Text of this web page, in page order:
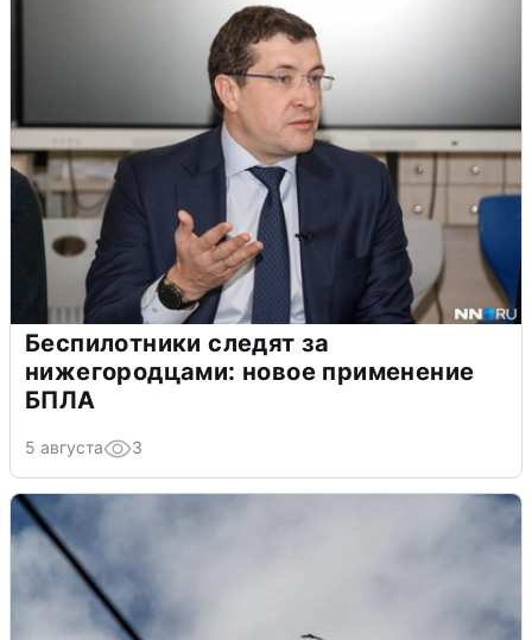
Беспилотники следят за
нижегородцами: новое применение
БПЛА
5 августа 3